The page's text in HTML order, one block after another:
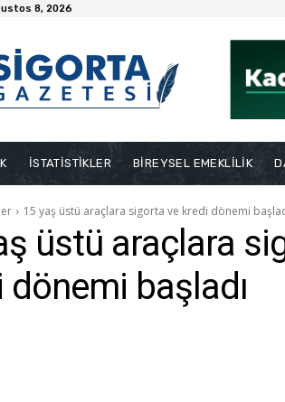
8, 2026
İSTATİSTİKLER BİREYSEL EMEKLİLİK
15 yaş üstü araçlara sigorta ve kredi dönemi
üstü araçlara
dönemi başladı